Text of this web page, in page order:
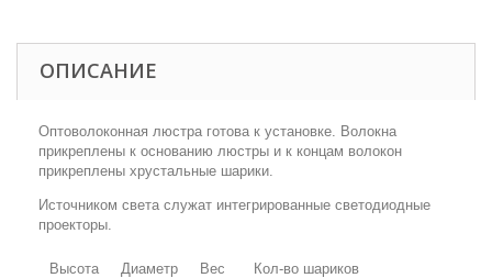
ОПИСАНИЕ
Оптоволоконная люстра готова к установке. Волокна
прикреплены к основанию люстры и к концам волокон
прикреплены хрустальные шарики.
Источником света служат интегрированные светодиодные
проекторы.
Высота Диаметр Вес Кол-во шариков